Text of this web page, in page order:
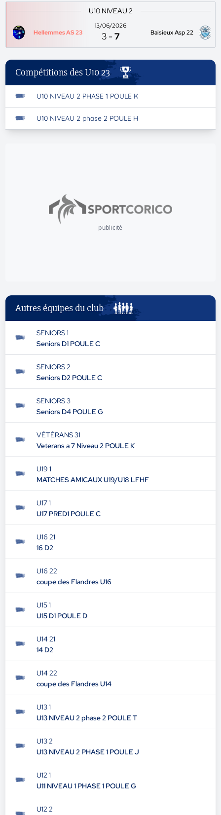
U10 NIVEAU 2
Hellemmes AS 23
13/06/2026
3 -7 Baisieux Asp 22
Compétitions des U10 23
U10 NIVEAU 2 PHASE 1 POULE K
U10 NIVEAU 2 phase 2 POULE H
publicité
Autres équipes du club
SENIORS 1
Seniors D1 POULE C
SENIORS 2
Seniors D2 POULE C
SENIORS 3
Seniors D4 POULE G
VÉTÉRANS 31
Veterans a 7 Niveau 2 POULE K
U19 1
MATCHES AMICAUX U19/U18 LFHF
U17 1
U17 PRED1 POULE C
U16 21
16 D2
U16 22
coupe des Flandres U16
U15 1
U15 D1 POULE D
U14 21
14 D2
U14 22
coupe des Flandres U14
U13 1
U13 NIVEAU 2 phase 2 POULE T
U13 2
U13 NIVEAU 2 PHASE 1 POULE J
U12 1
U11 NIVEAU 1 PHASE 1 POULE G
U12 2